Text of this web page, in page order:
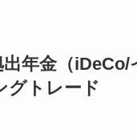
年金（iDeCo/
グトレード